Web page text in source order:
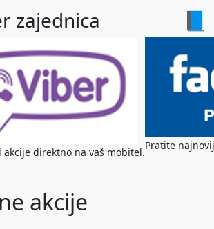
zajednica
akcije direktno na vaš mobitel.
📘
Pratite
akcije